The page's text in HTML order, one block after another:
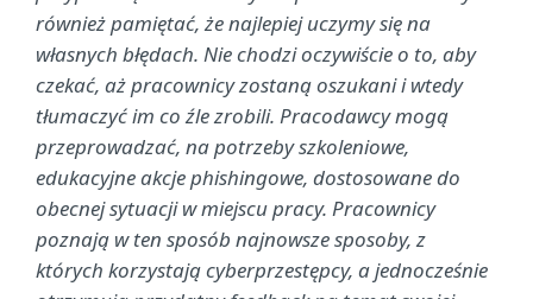
również pamiętać, że najlepiej uczymy się na
własnych błędach. Nie chodzi oczywiście o to, aby
czekać, aż pracownicy zostaną oszukani i wtedy
tłumaczyć im co źle zrobili. Pracodawcy mogą
przeprowadzać, na potrzeby szkoleniowe,
edukacyjne akcje phishingowe, dostosowane do
obecnej sytuacji w miejscu pracy. Pracownicy
poznają w ten sposób najnowsze sposoby, z
których korzystają cyberprzestępcy, a jednocześnie